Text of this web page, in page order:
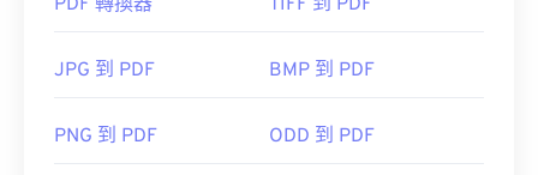
Acrobat Reader
。 Adobe 創建了 PDF 標準，其程序
PDF 轉換器 TIFF 到 PDF
JPG 到 PDF BMP 到 PDF
PNG 到 PDF ODD 到 PDF